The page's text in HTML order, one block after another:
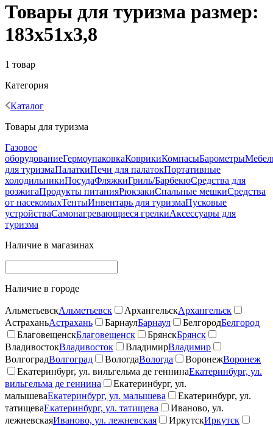
Товары для туризма размер:
183х51х3,8
1 товар
Категория
Каталог
Товары для туризма
Газовое
оборудованиеГермоупаковкаКоврикиКомпасыБарометры
для туризмаПалаткиПечи для палатокПортативные
холодильникиПосудаФляжкиГриль/БарбекюСредства для
розжигаПродукты питанияРюкзакиСпальные мешкиСредства
от насекомыхТентыИнвентарь для туризмаПусковые
устройстваСамонагревающиеся грелкиАксессуары для
туризма
Наличие в магазинах
Наличие в городе
АльметьевскАльметьевск АрхангельскАрхангельск
АстраханьАстрахань БарнаулБарнаул БелгородБелгород
БлаговещенскБлаговещенск БрянскБрянск
ВладивостокВладивосток ВладимирВладимир
ВолгоградВолгоград ВологдаВологда ВоронежВоронеж
Екатеринбург, ул. вильгельма де геннинаЕкатеринбург, ул.
вильгельма де геннина
Екатеринбург, ул.
малышеваЕкатеринбург, ул. малышева
Екатеринбург, ул.
татищеваЕкатеринбург, ул. татищева
Иваново, ул.
лежневскаяИваново, ул. лежневская ИркутскИркутск